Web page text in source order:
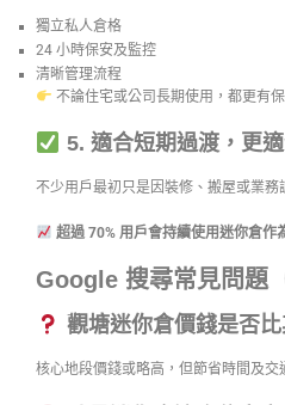
獨立私人倉格
24 小時保安及監控
清晰管理流程
不論住宅或公司長期使用，都更有保
5. 適合短期過渡，更
不少用戶最初只是因裝修、搬屋或業務
超過 70% 用戶會持續使用迷你倉作
Google 搜尋常見問題
觀塘迷你倉價錢是否比
核心地段價錢或略高，但節省時間及交